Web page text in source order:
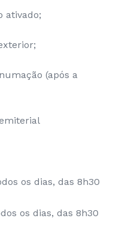
ativado;
(após a
os dias, das 8h30
os dias, das 8h30